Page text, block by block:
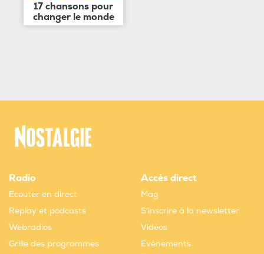
17 chansons pour
changer le monde
Radio
Ecouter en direct
Replay et podcasts
Webradios
Grille des programmes
Accès direct
Mag
S'inscrire à la newsletter
Vidéos
Evènements